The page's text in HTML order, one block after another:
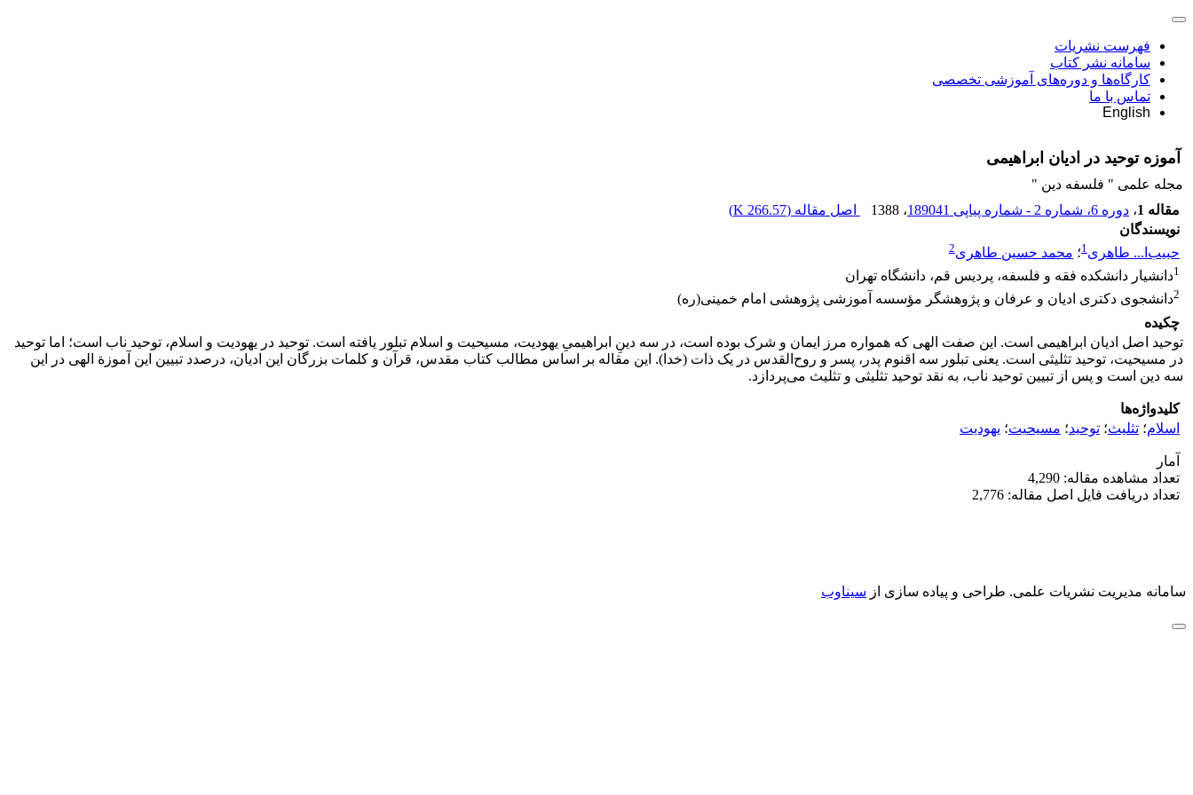
فهرست نشریات
سامانه نشر کتاب
کارگاه‌ها و دوره‌های آموزشی تخصصی
تماس با ما
English
آموزه توحید در ادیان ابراهیمی
مجله علمی " فلسفه دین "
مقاله 1
، دوره 6، شماره 2 - شماره پیاپی 189041 ، 1388 اصل مقاله (266.57 K
)
نویسندگان
حبیب‌ا... طاهری1؛ محمد حسین طاهری2
1دانشیار دانشکده فقه و فلسفه، پردیس قم، دانشگاه تهران
2دانشجوی دکتری ادیان و عرفان و پژوهشگر مؤسسه آموزشی پژوهشی امام خمینی(ره)
چکیده
توحید اصل ادیان ابراهیمی است. این صفت الهی که همواره مرز ایمان و شرک بوده است، در سه دینِ ابراهیمیِ یهودیت، مسیحیت و اسلام تبلور یافته است. توحید در یهودیت و اسلام، توحید ناب است؛ اما توحید
در مسیحیت، توحید تثلیثی است. یعنی تبلور سه اقنوم پدر، پسر و روح‌القدس در یک ذات (خدا). این مقاله بر اساس مطالب کتاب مقدس، قرآن و کلمات بزرگان این ادیان، درصدد تبیین این آموزة الهی در این
سه دین است و پس از تبیین توحید ناب، به نقد توحید تثلیثی و تثلیث می‌پردازد.
کلیدواژه‌ها
اسلام؛ تثلیث؛ توحید؛ مسیحیت؛ یهودیت
آمار
تعداد مشاهده مقاله: 4,290
تعداد دریافت فایل اصل مقاله: 2,776
سامانه مدیریت نشریات علمی. طراحی و پیاده سازی از سیناوب